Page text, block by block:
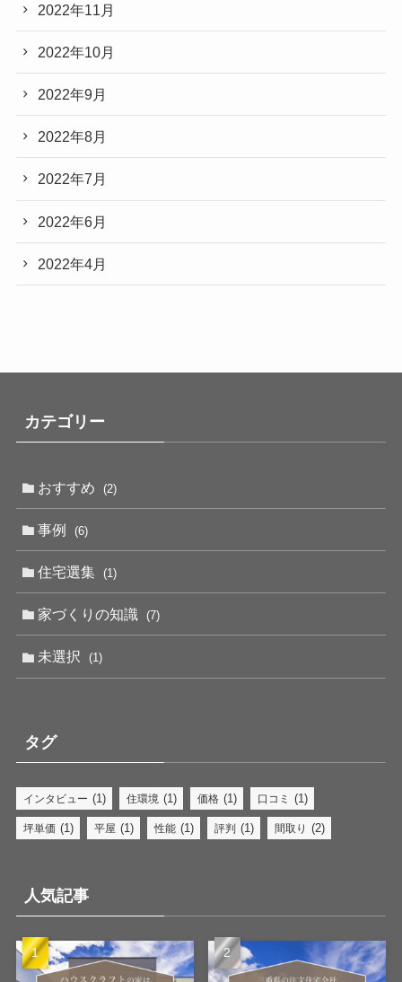
2022年11月
2022年10月
2022年9月
2022年8月
2022年7月
2022年6月
2022年4月
カテゴリー
おすすめ (2)
事例 (6)
住宅選集 (1)
家づくりの知識 (7)
未選択 (1)
タグ
インタビュー (1) 住環境 (1) 価格 (1) 口コミ (1)
坪単価 (1) 平屋 (1) 性能 (1) 評判 (1) 間取り (2)
人気記事